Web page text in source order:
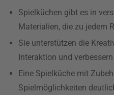
Spielküchen gibt es in
Materialien, die zu jedem
Sie unterstützen die
Interaktion und
Eine Spielküche mit
Spielmöglichkeiten